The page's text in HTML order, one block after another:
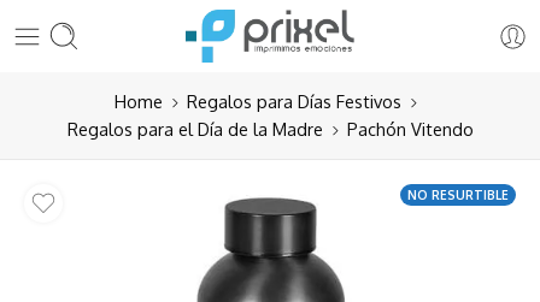
Home
Regalos para Días Festivos
Regalos para el Día de la Madre
Pachón Vitendo
NO RESURTIBLE